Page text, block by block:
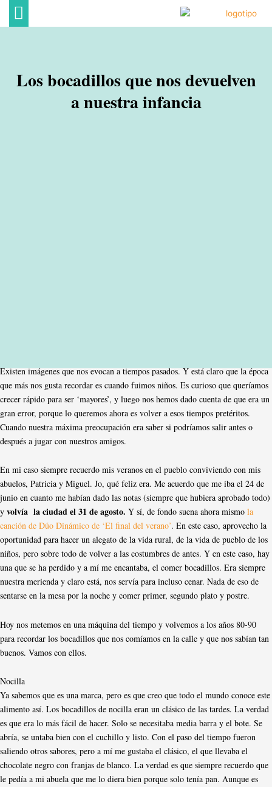
Los bocadillos que nos devuelven
a nuestra infancia
Existen imágenes que nos evocan a tiempos pasados. Y está claro que la época
que más nos gusta recordar es cuando fuimos niños. Es curioso que queríamos
crecer rápido para ser ‘mayores’, y luego nos hemos dado cuenta de que era un
gran error, porque lo queremos ahora es volver a esos tiempos pretéritos.
Cuando nuestra máxima preocupación era saber si podríamos salir antes o
después a jugar con nuestros amigos.
En mi caso siempre recuerdo mis veranos en el pueblo conviviendo con mis
abuelos, Patricia y Miguel. Jo, qué feliz era. Me acuerdo que me iba el 24 de
junio en cuanto me habían dado las notas (siempre que hubiera aprobado todo)
y volvía la ciudad el 31 de agosto. Y sí, de fondo suena ahora mismo la
canción de Dúo Dinámico de ‘El final del verano’. En este caso, aprovecho la
oportunidad para hacer un alegato de la vida rural, de la vida de pueblo de los
niños, pero sobre todo de volver a las costumbres de antes. Y en este caso, hay
una que se ha perdido y a mí me encantaba, el comer bocadillos. Era siempre
nuestra merienda y claro está, nos servía para incluso cenar. Nada de eso de
sentarse en la mesa por la noche y comer primer, segundo plato y postre.
Hoy nos metemos en una máquina del tiempo y volvemos a los años 80-90
para recordar los bocadillos que nos comíamos en la calle y que nos sabían tan
buenos. Vamos con ellos.
Nocilla
Ya sabemos que es una marca, pero es que creo que todo el mundo conoce este
alimento así. Los bocadillos de nocilla eran un clásico de las tardes. La verdad
es que era lo más fácil de hacer. Solo se necesitaba media barra y el bote. Se
abría, se untaba bien con el cuchillo y listo. Con el paso del tiempo fueron
saliendo otros sabores, pero a mí me gustaba el clásico, el que llevaba el
chocolate negro con franjas de blanco. La verdad es que siempre recuerdo que
le pedía a mi abuela que me lo diera bien porque solo tenía pan. Aunque es